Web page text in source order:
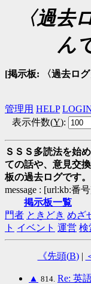
〈過去
ん
[掲示板: 〈過去ロ
管理用 HELP
表示件数(Y):
ＳＳＳ多読法を始
ての話や、意見交
板の過去ログです。
message : [url:kb:番
掲示板一覧
門者 ときどき めざ
ト イベント 運営 検
《先頭(B)|
▲ 814. Re: 英